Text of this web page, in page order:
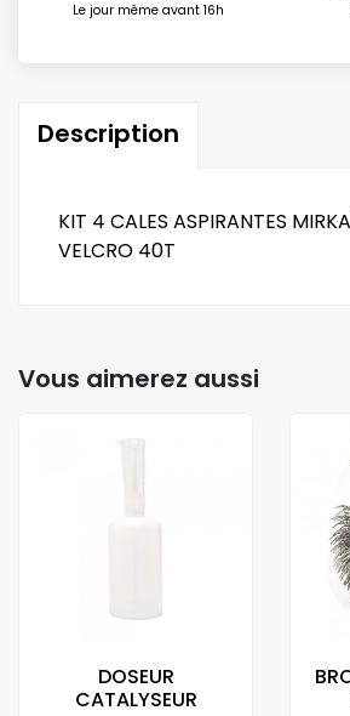
Le jour même avant 16h
Description
KIT 4 CALES ASPIRANTES
VELCRO 40T
Vous aimerez aussi
DOSEUR
CATALYSEUR